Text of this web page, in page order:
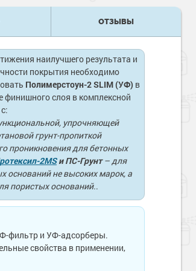
ОТЗЫВЫ
наилучшего результата и
покрытия необходимо
Полимерстоун-2 SLIM (УФ) в
финишного слоя в комплексной
упрочняющей
грунт-пропиткой
проникновения для бетонных
2MSи ПС-Грунт– для
оснований не высоких марок, а
пористых оснований..
фильтр и УФ-адсорберы.
свойства в применении,